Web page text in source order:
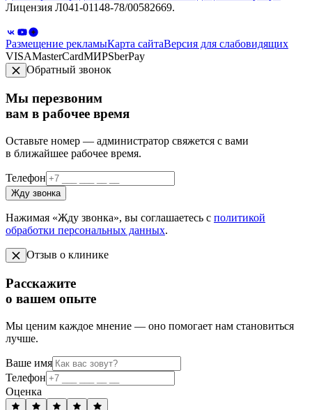
Лицензия Л041-01148-78/00582669.
Размещение рекламыКарта сайтаВерсия для слабовидящих
VISAMasterCardМИРSberPay
Обратный звонок
Мы перезвоним
вам в рабочее время
Оставьте номер — администратор свяжется с вами
в ближайшее рабочее время.
Телефон
Жду звонка
Нажимая «Жду звонка», вы соглашаетесь с политикой
обработки персональных данных.
Отзыв о клинике
Расскажите
о вашем опыте
Мы ценим каждое мнение — оно помогает нам становиться
лучше.
Ваше имя
Телефон
Оценка